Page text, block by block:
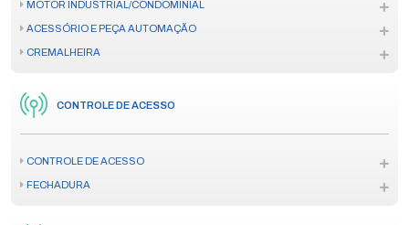
MOTOR INDUSTRIAL/CONDOMINIAL
ACESSÓRIO E PEÇA AUTOMAÇÃO
CREMALHEIRA
CONTROLE DE ACESSO
CONTROLE DE ACESSO
FECHADURA